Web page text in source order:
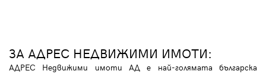
ЗА АДРЕС НЕДВИЖИМИ ИМОТИ:
АДРЕС Недвижими имоти АД е най-голямата българска